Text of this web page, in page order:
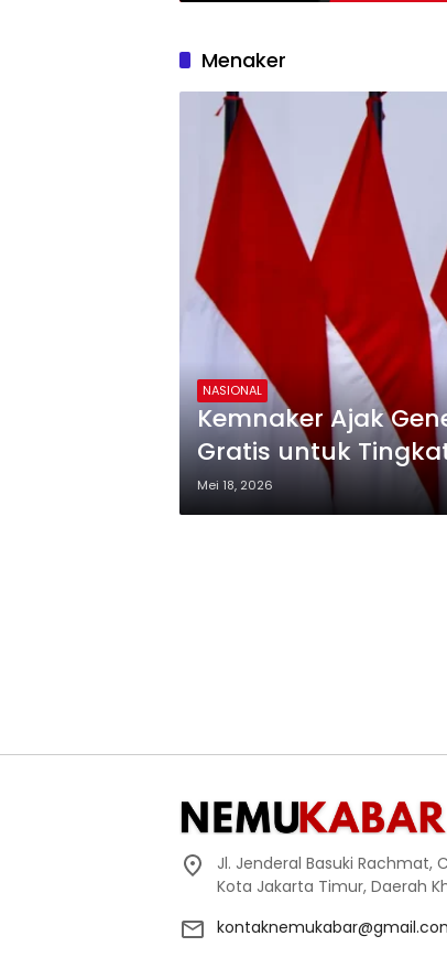
Menaker
NASIONAL
Kemnaker Ajak
Gratis untuk
Mei 18, 2026
Jl. Jenderal Basuki
Kota Jakarta Timur, Daerah